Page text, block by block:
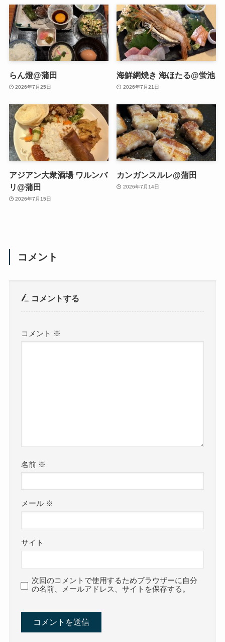
らん燈@蒲田
2026年7月25日
海鮮網焼き 海ほたる@蛍池
2026年7月21日
アジアン大衆酒場 ワルンバ
リ@蒲田
2026年7月15日
カンガンスルレ@蒲田
2026年7月14日
コメント
コメントする
コメント ※
名前 ※
メール ※
サイト
次回のコメントで使用するためブラウザーに自分
の名前、メールアドレス、サイトを保存する。